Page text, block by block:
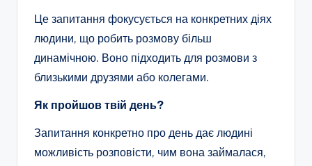
Це запитання фокусується на конкретних діях
людини, що робить розмову більш
динамічною. Воно підходить для розмови з
близькими друзями або колегами.
Як пройшов твій день?
Запитання конкретно про день дає людині
можливість розповісти, чим вона займалася,